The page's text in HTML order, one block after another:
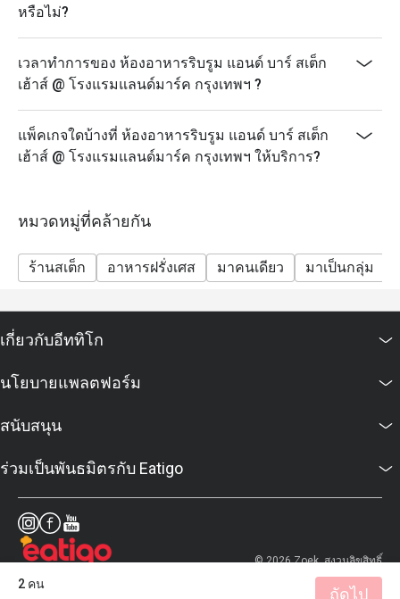
หรือไม่?
เวลาทำการของ ห้องอาหารริบรูม แอนด์ บาร์ สเต็ก
เฮ้าส์ @ โรงแรมแลนด์มาร์ค กรุงเทพฯ ?
แพ็คเกจใดบ้างที่ ห้องอาหารริบรูม แอนด์ บาร์ สเต็ก
เฮ้าส์ @ โรงแรมแลนด์มาร์ค กรุงเทพฯ ให้บริการ?
หมวดหมู่ที่คล้ายกัน
ร้านสเต็ก อาหารฝรั่งเศส มาคนเดียว มาเป็นกลุ่ม
2 คน
ถัดไป
เกี่ยวกับอีททิโก
นโยบายแพลตฟอร์ม
สนับสนุน
ร่วมเป็นพันธมิตรกับ Eatigo
© 2026 Zoek. สงวนลิขสิทธิ์